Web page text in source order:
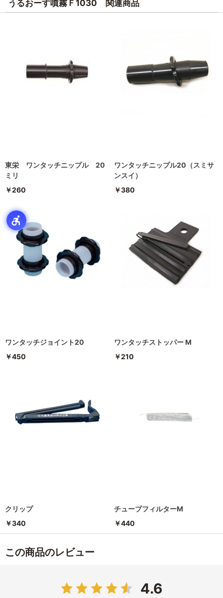
うるおーす噴霧Ｆ1030 関連商品
東栄 ワンタッチニップル 20
ミリ
￥260
ワンタッチニップル20（スミサ
ンスイ）
￥380
ワンタッチジョイント20
￥450
ワンタッチストッパー M
￥210
クリップ
￥340
チューブフィルターM
￥440
この商品のレビュー
4.6